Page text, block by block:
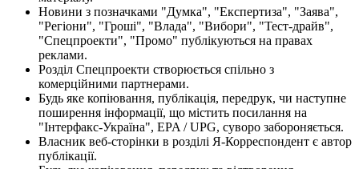
Новини з позначками "Думка", "Експертиза", "Заява",
"Регіони", "Гроші", "Влада", "Вибори", "Тест-драйв",
"Спецпроекти", "Промо" публікуються на правах
реклами.
Розділ Спецпроекти створюється спільно з
комерційними партнерами.
Будь яке копіювання, публікація, передрук, чи наступне
поширення інформації, що містить посилання на
"Інтерфакс-Україна", EPA / UPG, суворо забороняється.
Власник веб-сторінки в розділі Я-Корреспондент є автор
публікації.